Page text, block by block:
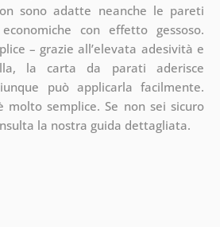
sono adatte neanche le pareti
con effetto gessoso.
– grazie all’elevata adesività e
la carta da parati aderisce
può applicarla facilmente.
molto semplice. Se non sei sicuro
la nostra guida dettagliata.